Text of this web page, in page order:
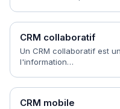
CRM collaboratif
Un CRM collaboratif est
l'information…
CRM mobile